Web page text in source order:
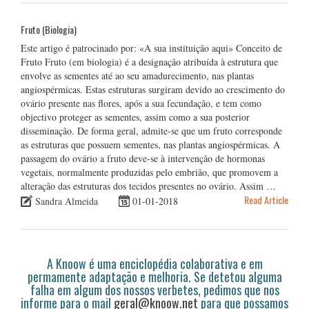
Fruto (Biologia)
Este artigo é patrocinado por: «A sua instituição aqui» Conceito de
Fruto Fruto (em biologia) é a designação atribuída à estrutura que
envolve as sementes até ao seu amadurecimento, nas plantas
angiospérmicas. Estas estruturas surgiram devido ao crescimento do
ovário presente nas flores, após a sua fecundação, e tem como
objectivo proteger as sementes, assim como a sua posterior
disseminação. De forma geral, admite-se que um fruto corresponde
as estruturas que possuem sementes, nas plantas angiospérmicas. A
passagem do ovário a fruto deve-se à intervenção de hormonas
vegetais, normalmente produzidas pelo embrião, que promovem a
alteração das estruturas dos tecidos presentes no ovário. Assim …
Sandra Almeida
01-01-2018 Read Article
A Knoow é uma enciclopédia colaborativa e em
permamente adaptação e melhoria. Se detetou alguma
falha em algum dos nossos verbetes, pedimos que nos
informe para o mail geral@knoow.netpara que possamos